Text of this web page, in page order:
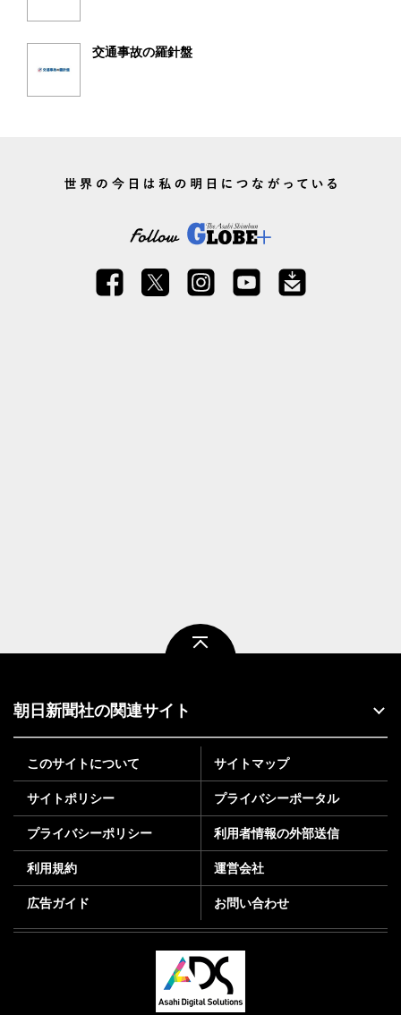
交通事故の羅針盤
朝日新聞社の関連サイト
このサイトについて サイトマップ
サイトポリシー プライバシーポータル
プライバシーポリシー 利用者情報の外部送信
利用規約 運営会社
広告ガイド お問い合わせ